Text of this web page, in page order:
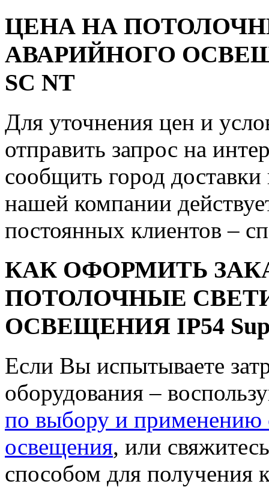
ЦЕНА НА
АВАРИЙНОГО
SC NT
Для уточнения цен и
отправить запрос на
сообщить город
нашей компании
постоянных клиентов –
КАК ОФОРМИТЬ
ПОТОЛОЧНЫЕ
ОСВЕЩЕНИЯ IP54
Если Вы испытываете
оборудования –
по выбору и применению
освещения, или
способом для получения